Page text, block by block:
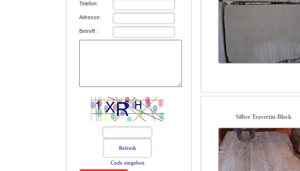
Telefon:
Adresse:
Betreff :
Code eingeben
Silber Travertin-Block